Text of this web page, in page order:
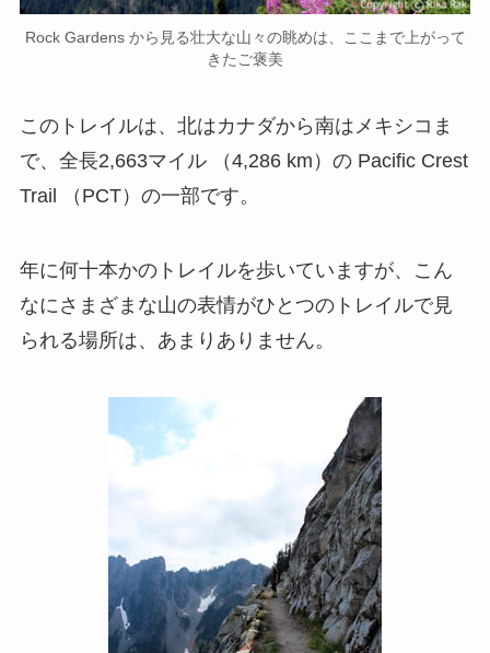
Rock Gardens から見る壮大な山々の眺めは、ここまで上がって
きたご褒美
このトレイルは、北はカナダから南はメキシコま
で、全長2,663マイル （4,286 km）の Pacific Crest
Trail （PCT）の一部です。
年に何十本かのトレイルを歩いていますが、こん
なにさまざまな山の表情がひとつのトレイルで見
られる場所は、あまりありません。